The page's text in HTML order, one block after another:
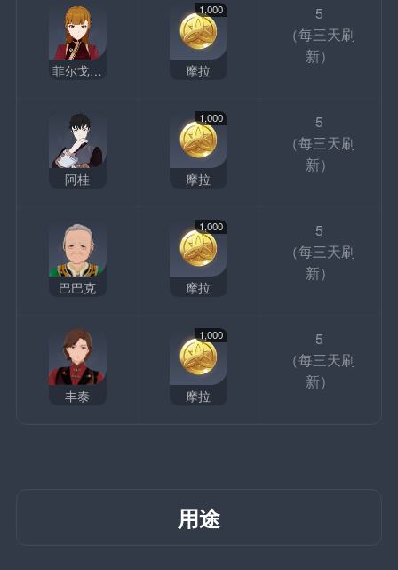
菲尔戈黛特
1,000
摩拉
5
（每三天刷
新）
阿桂
1,000
摩拉
5
（每三天刷
新）
巴巴克
1,000
摩拉
5
（每三天刷
新）
丰泰
1,000
摩拉
5
（每三天刷
新）
用途